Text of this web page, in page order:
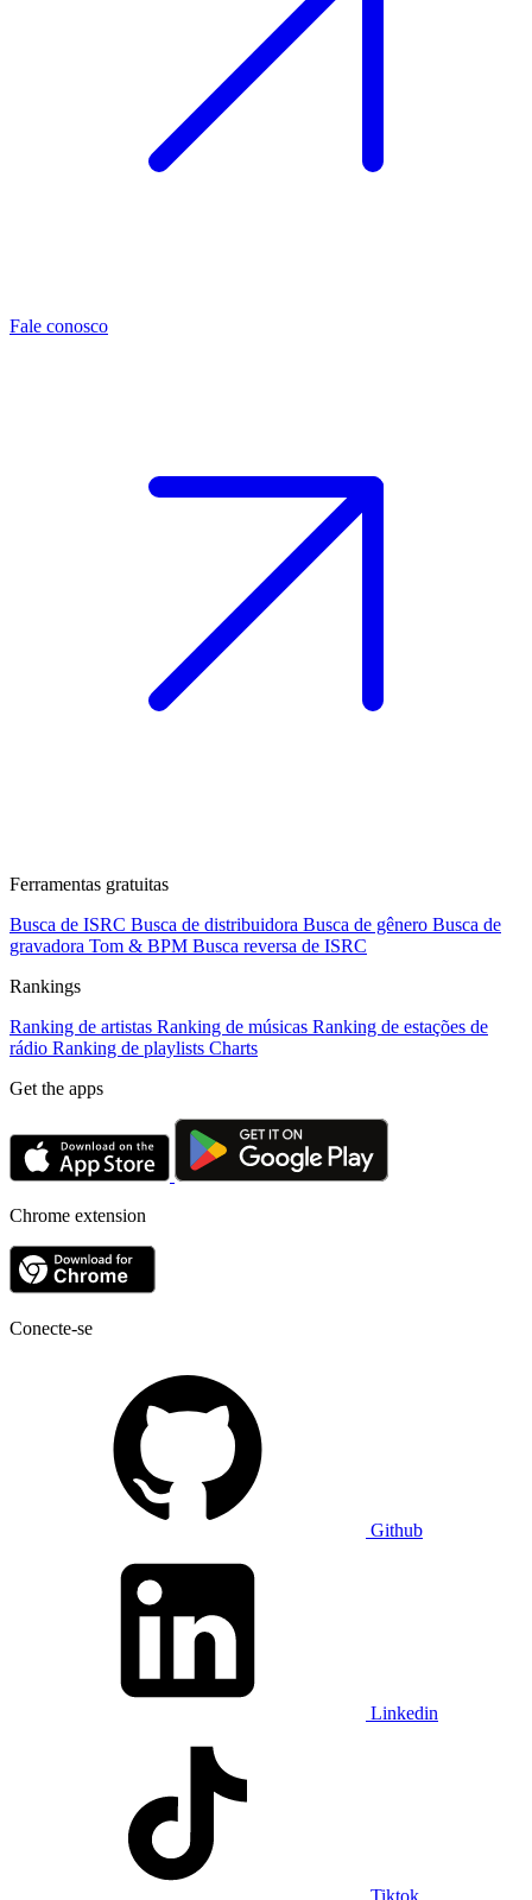
Fale conosco
Ferramentas gratuitas
Busca de ISRC Busca de distribuidora Busca de gênero Busca de
gravadora Tom & BPM Busca reversa de ISRC
Rankings
Ranking de artistas Ranking de músicas Ranking de estações de
rádio Ranking de playlists Charts
Get the apps
Chrome extension
Conecte-se
Github
Linkedin
Tiktok